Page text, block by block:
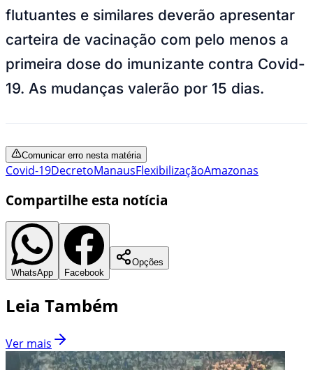
flutuantes e similares deverão apresentar
carteira de vacinação com pelo menos a
primeira dose do imunizante contra Covid-
19. As mudanças valerão por 15 dias.
Comunicar erro nesta matéria
Covid-19DecretoManausFlexibilizaçãoAmazonas
Compartilhe esta notícia
WhatsApp Facebook
Opções
Leia Também
Ver mais